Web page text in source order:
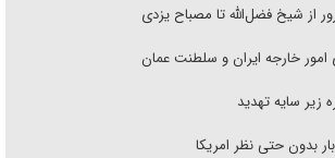
از شیخ فضل‌الله تا مصباح یزدی
خارجه ایران و سلطنت عمان
زیر سایه تهدید
بدون حتی نظر امریکا